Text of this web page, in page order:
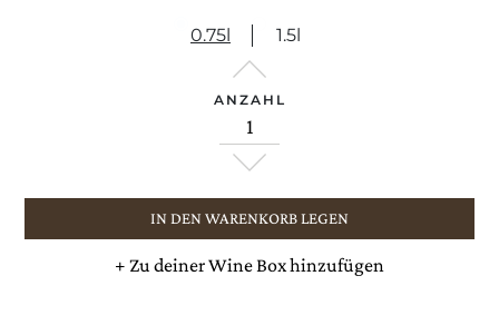
0.75l 1.5l
ANZAHL
IN DEN WARENKORB LEGEN
+ Zu deiner Wine Box hinzufügen